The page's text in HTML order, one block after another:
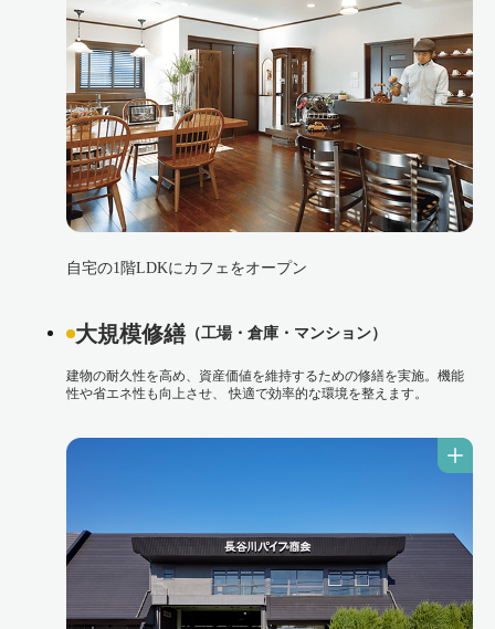
自宅の1階LDKにカフェをオープン
大規模修繕（工場・倉庫・マンション）
建物の耐久性を高め、資産価値を維持するための修繕を実施。機能
性や省エネ性も向上させ、 快適で効率的な環境を整えます。